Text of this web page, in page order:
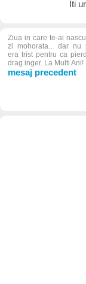
Iti
Ziua in care te-ai
zi mohorata... dar nu
era trist pentru ca
drag inger. La Multi Ani!
mesaj precedent